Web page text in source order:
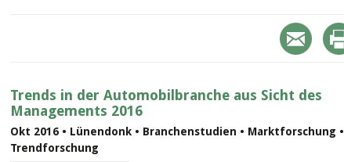
Trends in der Automobilbranche aus Sicht des
Managements 2016
Okt 2016 • Lünendonk • Branchenstudien • Marktforschung •
Trendforschung